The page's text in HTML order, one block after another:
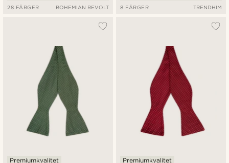
28 FÄRGER BOHEMIAN REVOLT 8 FÄRGER TRENDHIM
Premiumkvalitet Premiumkvalitet